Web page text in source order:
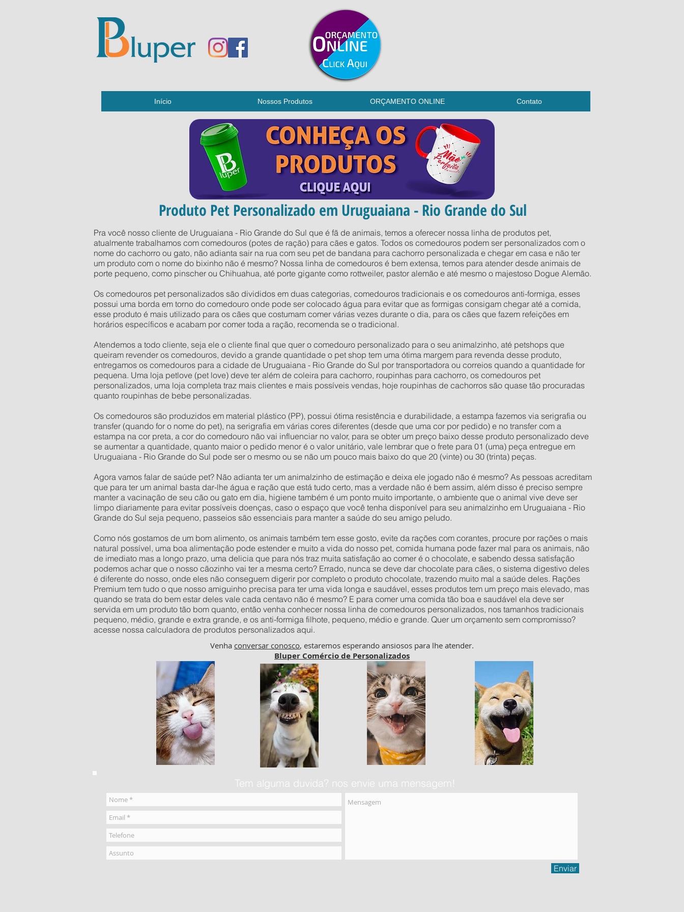
Início Nossos Produtos ORÇAMENTO ONLINE Contato
Produto Pet Personalizado em Uruguaiana - Rio Grande do Sul
Pra você nosso cliente de Uruguaiana - Rio Grande do Sul que é fã de animais, temos a oferecer nossa linha de produtos pet,
atualmente trabalhamos com comedouros (potes de ração) para cães e gatos. Todos os comedouros podem ser personalizados com o
nome do cachorro ou gato, não adianta sair na rua com seu pet de bandana para cachorro personalizada e chegar em casa e não ter
um produto com o nome do bixinho não é mesmo? Nossa linha de comedouros é bem extensa, temos para atender desde animais de
porte pequeno, como pinscher ou Chihuahua, até porte gigante como rottweiler, pastor alemão e até mesmo o majestoso Dogue Alemão.
Os comedouros pet personalizados são divididos em duas categorias, comedouros tradicionais e os comedouros anti-formiga, esses
possui uma borda em torno do comedouro onde pode ser colocado água para evitar que as formigas consigam chegar até a comida,
esse produto é mais utilizado para os cães que costumam comer várias vezes durante o dia, para os cães que fazem refeições em
horários específicos e acabam por comer toda a ração, recomenda se o tradicional.
Atendemos a todo cliente, seja ele o cliente final que quer o comedouro personalizado para o seu animalzinho, até petshops que
queiram revender os comedouros, devido a grande quantidade o pet shop tem uma ótima margem para revenda desse produto,
entregamos os comedouros para a cidade de Uruguaiana - Rio Grande do Sul por transportadora ou correios quando a quantidade for
pequena. Uma loja petlove (pet love) deve ter além de coleira para cachorro, roupinhas para cachorro, os comedouros pet
personalizados, uma loja completa traz mais clientes e mais possíveis vendas, hoje roupinhas de cachorros são quase tão procuradas
quanto roupinhas de bebe personalizadas.
Os comedouros são produzidos em material plástico (PP), possui ótima resistência e durabilidade, a estampa fazemos via serigrafia ou
transfer (quando for o nome do pet), na serigrafia em várias cores diferentes (desde que uma cor por pedido) e no transfer com a
estampa na cor preta, a cor do comedouro não vai influenciar no valor, para se obter um preço baixo desse produto personalizado deve
se aumentar a quantidade, quanto maior o pedido menor é o valor unitário, vale lembrar que o frete para 01 (uma) peça entregue em
Uruguaiana - Rio Grande do Sul pode ser o mesmo ou se não um pouco mais baixo do que 20 (vinte) ou 30 (trinta) peças.
Agora vamos falar de saúde pet? Não adianta ter um animalzinho de estimação e deixa ele jogado não é mesmo? As pessoas acreditam
que para ter um animal basta dar-lhe água e ração que está tudo certo, mas a verdade não é bem assim, além disso é preciso sempre
manter a vacinação de seu cão ou gato em dia, higiene também é um ponto muito importante, o ambiente que o animal vive deve ser
limpo diariamente para evitar possíveis doenças, caso o espaço que você tenha disponível para seu animalzinho em Uruguaiana - Rio
Grande do Sul seja pequeno, passeios são essenciais para manter a saúde do seu amigo peludo.
Como nós gostamos de um bom alimento, os animais também tem esse gosto, evite da rações com corantes, procure por rações o mais
natural possível, uma boa alimentação pode estender e muito a vida do nosso pet, comida humana pode fazer mal para os animais, não
de imediato mas a longo prazo, uma delicia que para nós traz muita satisfação ao comer é o chocolate, e sabendo dessa satisfação
podemos achar que o nosso cãozinho vai ter a mesma certo? Errado, nunca se deve dar chocolate para cães, o sistema digestivo deles
é diferente do nosso, onde eles não conseguem digerir por completo o produto chocolate, trazendo muito mal a saúde deles. Rações
Premium tem tudo o que nosso amiguinho precisa para ter uma vida longa e saudável, esses produtos tem um preço mais elevado, mas
quando se trata do bem estar deles vale cada centavo não é mesmo? E para comer uma comida tão boa e saudável ela deve ser
servida em um produto tão bom quanto, então venha conhecer nossa linha de comedouros personalizados, nos tamanhos tradicionais
pequeno, médio, grande e extra grande, e os anti-formiga filhote, pequeno, médio e grande. Quer um orçamento sem compromisso?
acesse nossa calculadora de produtos personalizados aqui.
Venha conversar conosco, estaremos esperando ansiosos para lhe atender.
Bluper Comércio de Personalizados
Tem alguma duvida? nos envie uma mensagem!
Enviar